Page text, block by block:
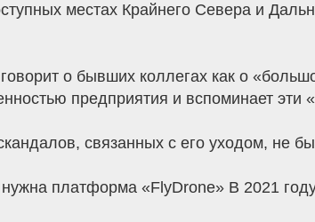
местах Крайнего Севера и
о бывших коллегах как о
предприятия и вспоминает эти
связанных с его уходом, не
платформа «FlyDrone» В 2021